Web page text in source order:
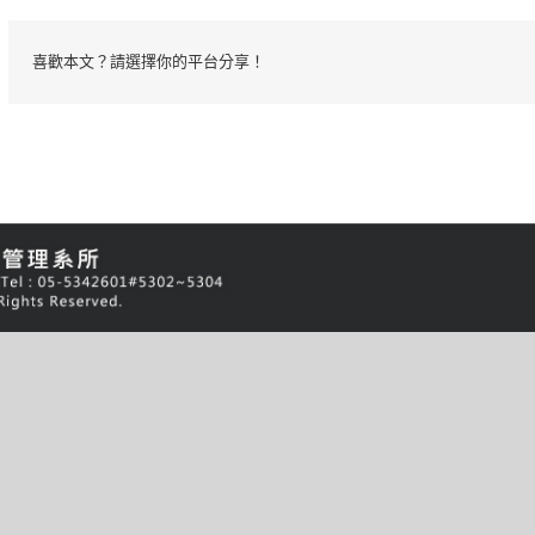
喜歡本文？請選擇你的平台分享！